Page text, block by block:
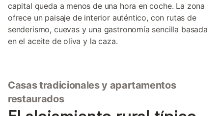
capital queda a menos de una hora en coche. La zona
ofrece un paisaje de interior auténtico, con rutas de
senderismo, cuevas y una gastronomía sencilla basada
en el aceite de oliva y la caza.
Casas tradicionales y apartamentos
restaurados